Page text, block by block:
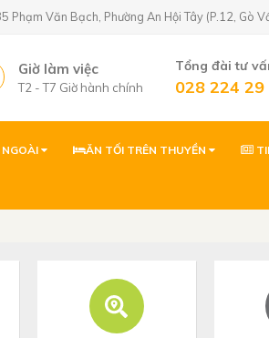
Phạm Văn Bạch, Phường An Hội Tây (P.12, Gò
Giờ làm việc
T2 - T7 Giờ hành chính
Tổng đài tư
028 224 29
( gần sân Golf) 02822429333
Nhơn
ĂN TỐI TRÊN THUYỀN